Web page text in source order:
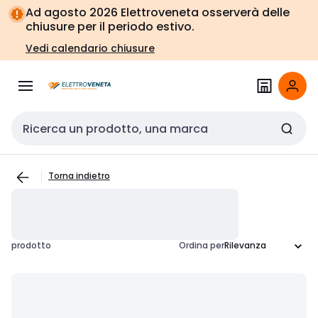
Vai alla
navigazione
Vai
alla
pagina
Ad agosto 2026 Elettroveneta osserverà delle
chiusure per il periodo estivo.
Vedi calendario chiusure
Cerca input
Torna indietro
prodotto Ordina per